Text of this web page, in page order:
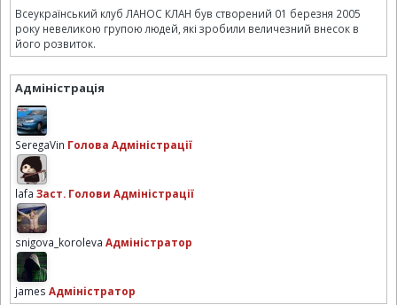
Всеукраїнський клуб ЛАНОС КЛАН був створений 01 березня 2005
року невеликою групою людей, які зробили величезний внесок в
його розвиток.
Адміністрація
SeregaVin Голова Адміністрації
lafa Заст. Голови Адміністрації
snigova_koroleva Адміністратор
james Адміністратор